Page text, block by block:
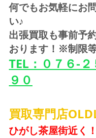
何でもお気軽にお
い♪
出張買取も事前予
おります！※制限
TEL：０７６-２
９０
買取専門店
ひがし茶屋街近く